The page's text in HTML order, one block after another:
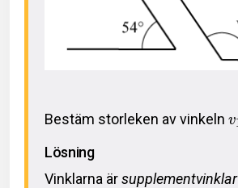
Bestäm storleken av vinkeln v
Lösning
Vinklarna ärsupplementvinklar